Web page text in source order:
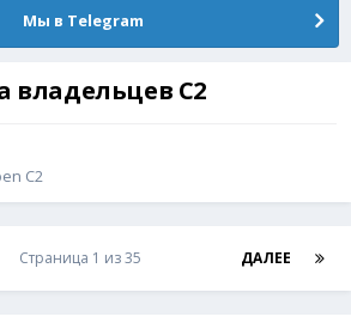
Мы в Telegram
владельцев С2
C2
ДАЛЕЕ
Страница 1 из 35